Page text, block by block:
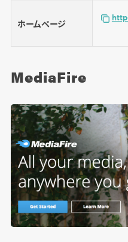
ホームページ
MediaFire